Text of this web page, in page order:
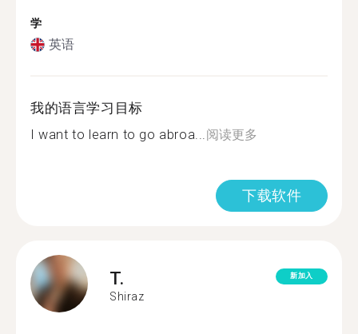
学
英语
我的语言学习目标
I want to learn to go abroa...阅读更多
下载软件
T.
Shiraz
新加入